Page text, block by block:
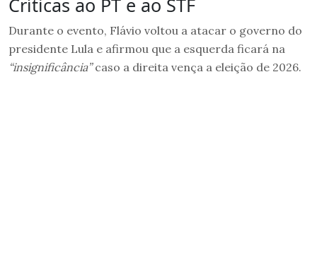
Críticas ao PT e ao STF
Durante o evento, Flávio voltou a atacar o governo do
presidente Lula e afirmou que a esquerda ficará na
“insignificância”caso a direita vença a eleição de 2026.